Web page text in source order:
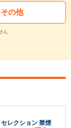
その他
ん
レクション 禁煙
か？
れます
す
はい